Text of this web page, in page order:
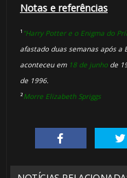
Notas e referências
¹ "Harry Potter e o Enigma do
afastado duas semanas após
aconteceu em 18 de junhode
de 1996.
²Morre Elizabeth Spriggs